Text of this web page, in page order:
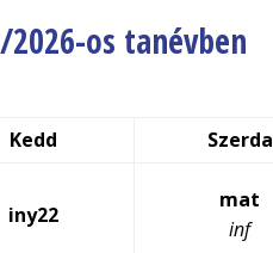
os tanévben
Kedd Szerda
iny22
mat
inf